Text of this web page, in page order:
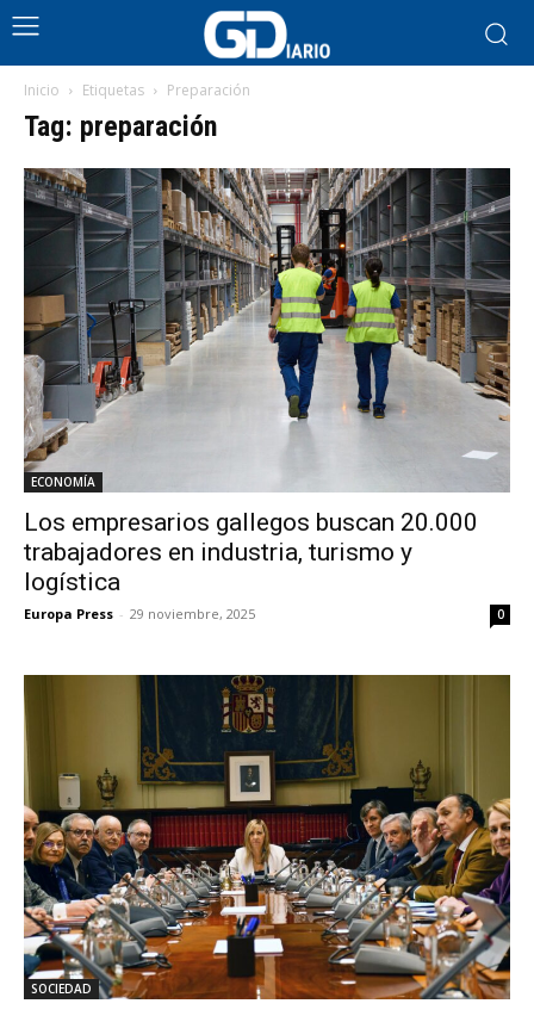
Inicio Etiquetas Preparación
Tag: preparación
ECONOMÍA
Los empresarios gallegos buscan 20.000
trabajadores en industria, turismo y
logística
Europa Press - 29 noviembre, 2025 0
SOCIEDAD